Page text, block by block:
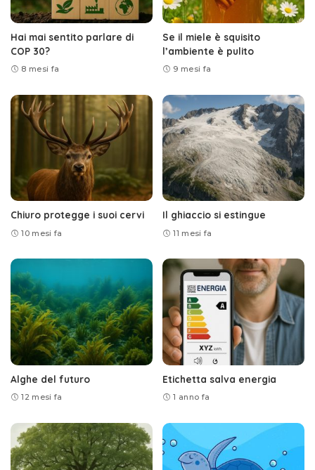
Hai mai sentito parlare di
COP 30?
8 mesi fa
Se il miele è squisito
l’ambiente è pulito
9 mesi fa
Chiuro protegge i suoi cervi
10 mesi fa
Il ghiaccio si estingue
11 mesi fa
Alghe del futuro
12 mesi fa
Etichetta salva energia
1 anno fa